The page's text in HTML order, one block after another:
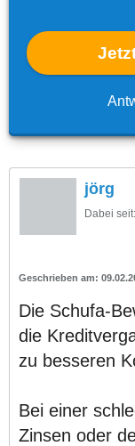
jörg
Dabei seit:
Die Schufa-
die
zu besseren
Bei einer
Zinsen oder